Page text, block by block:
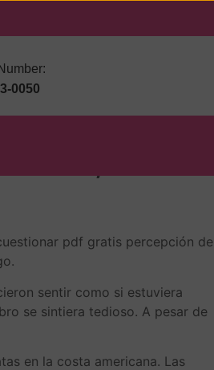
0050
#52) :
pdf gratis percepción de
sentir como si estuviera
se sintiera tedioso. A pesar de
en la costa americana. Las